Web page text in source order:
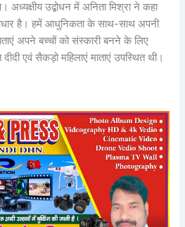
उद्बोधन में अनिता मिश्रा ने कहा
है। हमें आधुनिकता के साथ-साथ अपनी
अपने बच्चों को संस्कारी बनने के लिए
एवं सैकड़ो महिलाएं माताएं उपस्थित थी।